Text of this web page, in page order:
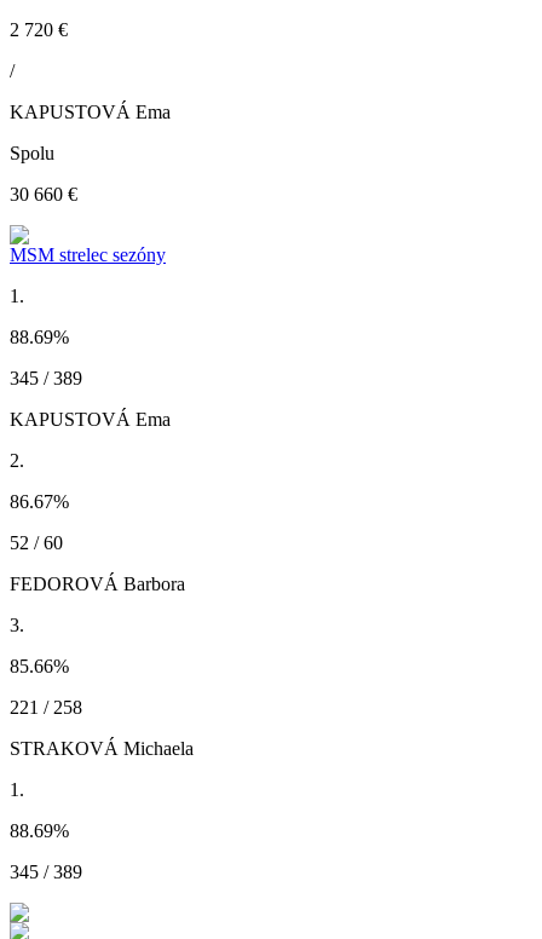
2 720 €
/
KAPUSTOVÁ Ema
Spolu
30 660 €
MSM strelec sezóny
1.
88.69%
345 / 389
KAPUSTOVÁ Ema
2.
86.67%
52 / 60
FEDOROVÁ Barbora
3.
85.66%
221 / 258
STRAKOVÁ Michaela
1.
88.69%
345 / 389